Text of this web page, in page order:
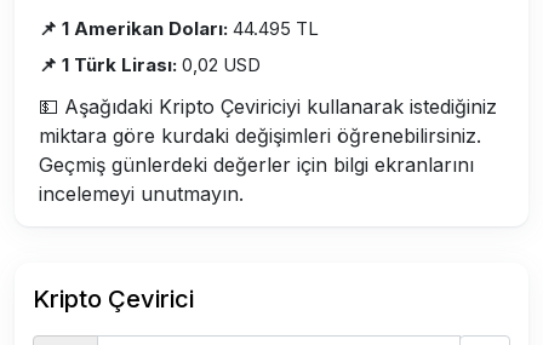
📌 1 Amerikan Doları: 44.495 TL
📌 1 Türk Lirası: 0,02 USD
💵 Aşağıdaki Kripto Çeviriciyi kullanarak istediğiniz
miktara göre kurdaki değişimleri öğrenebilirsiniz.
Geçmiş günlerdeki değerler için bilgi ekranlarını
incelemeyi unutmayın.
Kripto Çevirici